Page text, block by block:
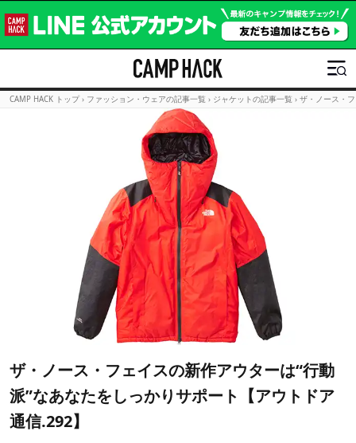
CAMP HACK トップ › ファッション・ウェアの記事一覧 › ジャケットの記事一覧 › ザ・ノース・
ザ・ノース・フェイスの新作アウターは“行動
派”なあなたをしっかりサポート【アウトドア
通信.292】